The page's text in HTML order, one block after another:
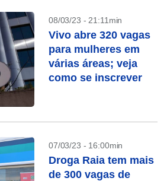
08/03/23 - 21:11min
Vivo abre 320 vagas
para mulheres em
várias áreas; veja
como se inscrever
07/03/23 - 16:00min
Droga Raia tem mais
de 300 vagas de